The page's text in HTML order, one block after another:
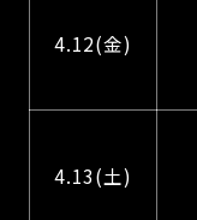
4.12(金)
4.13(土)